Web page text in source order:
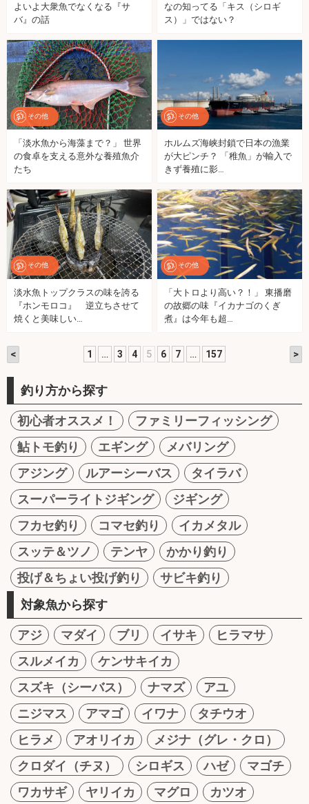
よいよ大衆魚でなくなる『サ
バ』の話
なの知ってる「キス（シロギ
ス）」ではない？
その他
「淡水魚から海藻まで？」 世界
の食卓を支える意外な養殖魚介
たち
その他
ホルムズ海峡封鎖で日本の漁業
が大ピンチ？ 「稚魚」が輸入で
きず養殖に影…
その他
淡水魚トップクラスの味を誇る
『ホンモロコ』 逆立ちさせて
焼くと美味しい…
その他
「大トロより高い？！」 東播磨
の故郷の味『イカナゴのくぎ
煮』は今年も超…
< 1 … 3 4 5 6 7 … 157 >
釣り方から探す
初心者オススメ！
ファミリーフィッシング
鮎トモ釣り
エギング
メバリング
アジング
ルアーシーバス
タイラバ
スーパーライトジギング
ジギング
フカセ釣り
コマセ釣り
イカメタル
スッテ＆ツノ
テンヤ
かかり釣り
投げ＆ちょい投げ釣り
サビキ釣り
対象魚から探す
アジ マダイ ブリ イサキ
ヒラマサ
スルメイカ
ケンサキイカ
スズキ（シーバス）
ナマズ
アユ
ニジマス
アマゴ イワナ
タチウオ
ヒラメ
アオリイカ
メジナ（グレ・クロ）
クロダイ（チヌ）
シロギス ハゼ
マゴチ
ワカサギ
ヤリイカ マグロ
カツオ